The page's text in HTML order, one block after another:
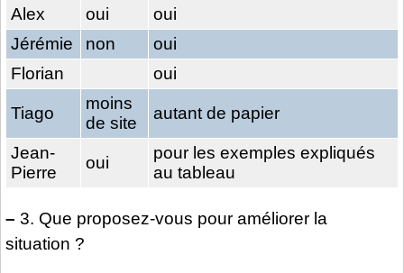
Alex oui
oui
Jérémie
non
oui
Florian
oui
Tiago
moins
de site
autant de papier
Jean-
Pierre
oui
pour les exemples expliqués
au tableau
– 3. Que proposez-vous pour améliorer la
situation ?